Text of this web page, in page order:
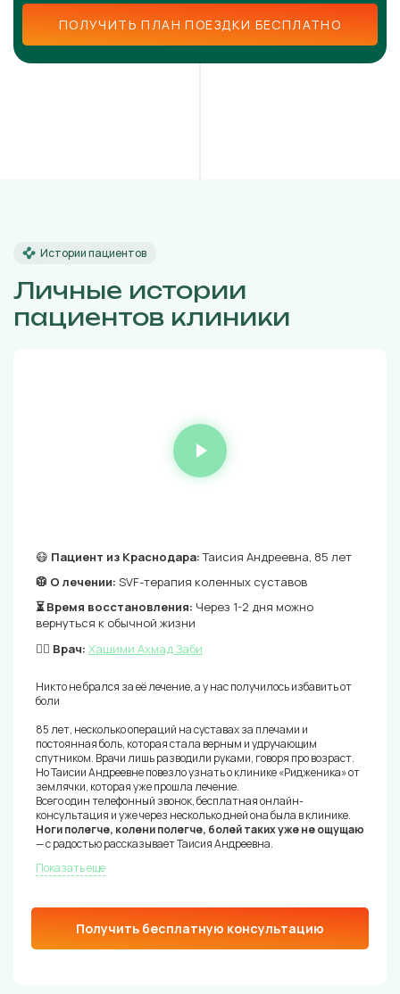
ПОЛУЧИТЬ ПЛАН ПОЕЗДКИ БЕСПЛАТНО
Истории пациентов
Личные истории
пациентов клиники
😷 Пациент из Краснодара:Таисия Андреевна, 85 лет
🥼 О лечении: SVF-терапия коленных суставов
⏳ Время восстановления: Через 1-2 дня можно
вернуться к обычной жизни
👨‍⚕️ Врач: Хашими Ахмад Заби
Никто не брался за её лечение, а у нас получилось избавить от
боли
85 лет, несколько операций на суставах за плечами и
постоянная боль, которая стала верным и удручающим
спутником. Врачи лишь разводили руками, говоря про возраст.
Но Таисии Андреевне повезло узнать о клинике «Ридженика» от
землячки, которая уже прошла лечение.
Всего один телефонный звонок, бесплатная онлайн-
консультация и уже через несколько дней она была в клинике.
Ноги полегче, колени полегче, болей таких уже не ощущаю
— с радостью рассказывает Таисия Андреевна.
Показать еще
Получить бесплатную консультацию